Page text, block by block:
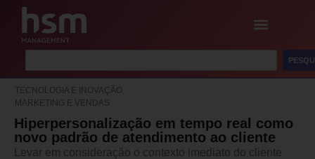
TECNOLOGIA E INOVAÇÃO,
MARKETING E VENDAS
Hiperpersonalização em tempo real como
novo padrão de atendimento ao cliente
Levar em consideração o contexto imediato do cliente